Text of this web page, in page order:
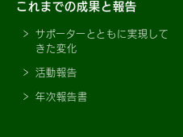
これまでの成果と報告
サポーターとともに実現して
きた変化
活動報告
年次報告書